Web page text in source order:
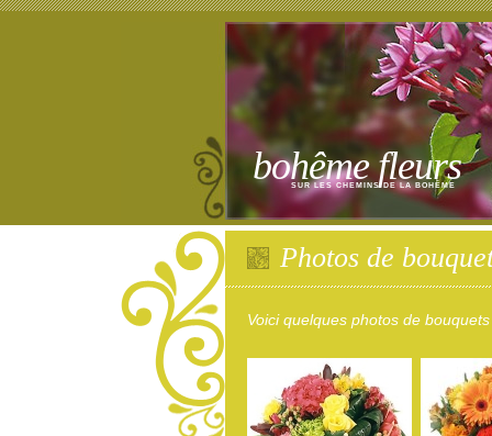
bohême fleurs
SUR LES CHEMINS DE LA BOHÊME
Photos de
Voici quelques photos de